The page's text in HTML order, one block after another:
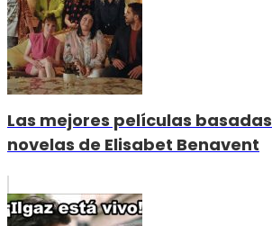
Las mejores películas
novelas de Elisabet Benavent